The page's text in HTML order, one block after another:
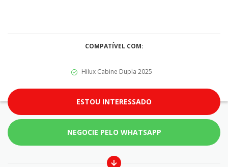
COMPATÍVEL COM:
Hilux Cabine Dupla 2025
ESTOU INTERESSADO
NEGOCIE PELO WHATSAPP